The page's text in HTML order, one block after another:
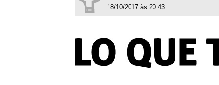
18/10/2017 às 20:43